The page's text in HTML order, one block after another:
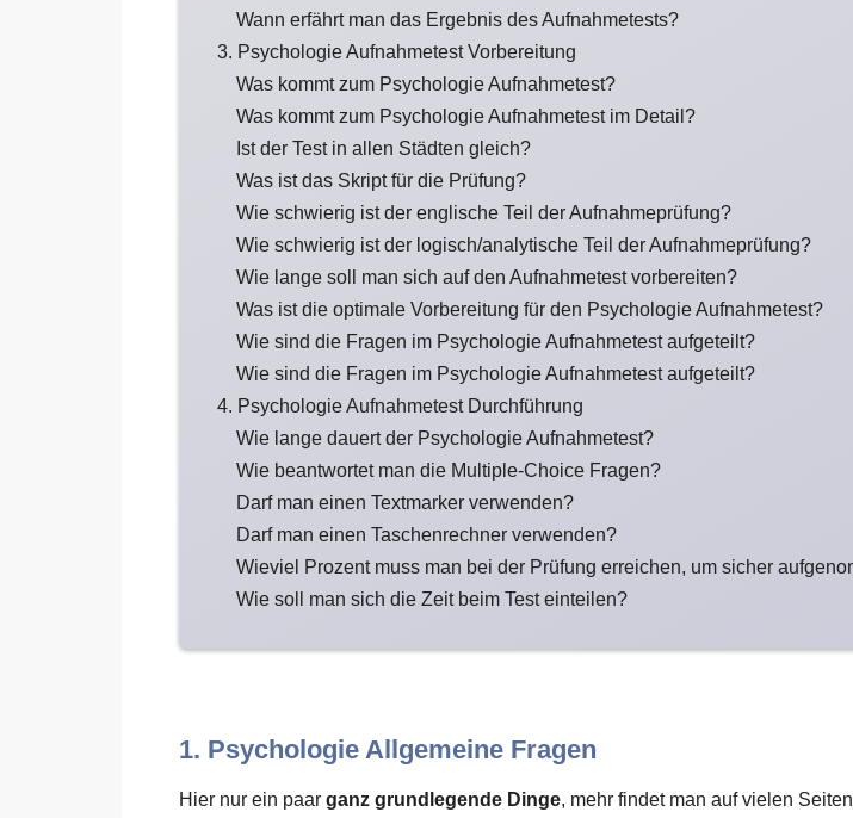
Wann erfährt man das Ergebnis des Aufnahmetests?
3. Psychologie Aufnahmetest Vorbereitung
Was kommt zum Psychologie Aufnahmetest?
Was kommt zum Psychologie Aufnahmetest im Detail?
Ist der Test in allen Städten gleich?
Was ist das Skript für die Prüfung?
Wie schwierig ist der englische Teil der Aufnahmeprüfung?
Wie schwierig ist der logisch/analytische Teil der Aufnahmeprüfung?
Wie lange soll man sich auf den Aufnahmetest vorbereiten?
Was ist die optimale Vorbereitung für den Psychologie Aufnahmetest?
Wie sind die Fragen im Psychologie Aufnahmetest aufgeteilt?
Wie sind die Fragen im Psychologie Aufnahmetest aufgeteilt?
4. Psychologie Aufnahmetest Durchführung
Wie lange dauert der Psychologie Aufnahmetest?
Wie beantwortet man die Multiple-Choice Fragen?
Darf man einen Textmarker verwenden?
Darf man einen Taschenrechner verwenden?
Wieviel Prozent muss man bei der Prüfung erreichen, um sicher
Wie soll man sich die Zeit beim Test einteilen?
1. Psychologie Allgemeine Fragen
Hier nur ein paar ganz grundlegende Dinge, mehr findet man auf vielen